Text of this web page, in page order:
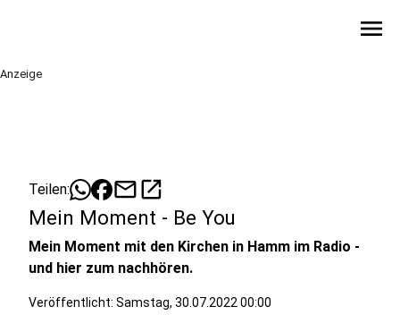
menu
Anzeige
Teilen: mailopen_in_new
Mein Moment - Be You
Mein Moment mit den Kirchen in Hamm im Radio -
und hier zum nachhören.
Veröffentlicht: Samstag, 30.07.2022 00:00